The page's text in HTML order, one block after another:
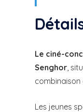
Le ciné-
Senghor ,
combinaison
Les jeunes